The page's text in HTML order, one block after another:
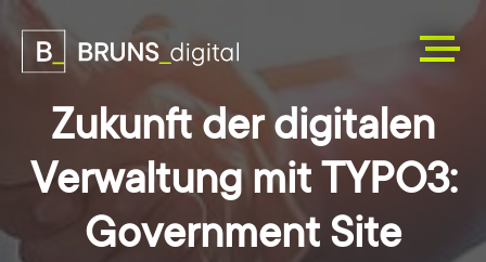
Zukunft der digitalen
Verwaltung mit TYPO3:
Government Site